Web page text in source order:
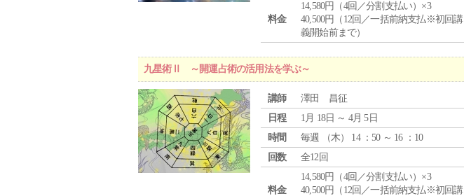
料金
14,580円（4回／分割支払い）×3
40,500円（12回／一括前納支払※初回講
義開始前まで）
九星術Ⅱ ～開運占術の活用法を学ぶ～
講師
澤田 昌征
日程
1月 18日 ～ 4月 5日
時間
毎週 （木） 14 ：50 ～ 16 ：10
回数
全12回
料金
14,580円（4回／分割支払い）×3
40,500円（12回／一括前納支払※初回講